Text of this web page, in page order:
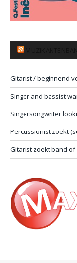
Gitarist / beginnend
Singer and bassist
Singersongwriter
Percussionist zoekt
Gitarist zoekt band of